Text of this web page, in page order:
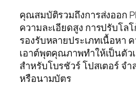
คุณสมบัติรวมถึงการส่งออก
ความละเอียดสูง การปรับโล
รองรับหลายประเภทเนื้อหา
เอาต์พุตคุณภาพทำให้เป็นตัว
สำหรับโบรชัวร์ โปสเตอร์ จ
หรือนามบัตร